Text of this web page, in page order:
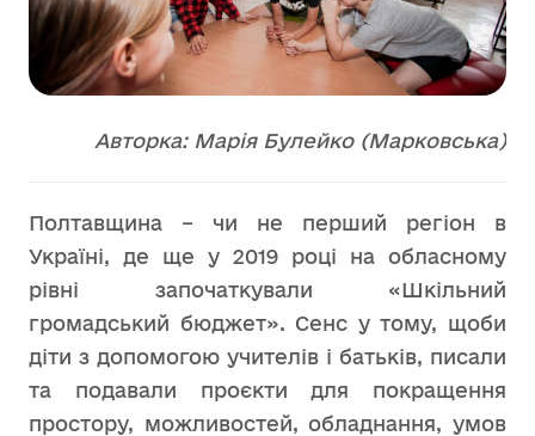
Авторка: Марія Булейко (Марковська)
Полтавщина – чи не перший регіон в
Україні, де ще у 2019 році на обласному
рівні започаткували «Шкільний
громадський бюджет». Сенс у тому, щоби
діти з допомогою учителів і батьків, писали
та подавали проєкти для покращення
простору, можливостей, обладнання, умов